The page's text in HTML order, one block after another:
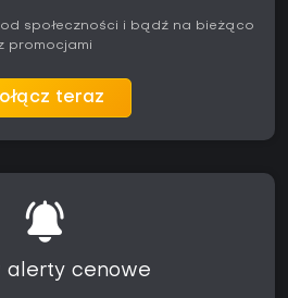
społeczności i bądź na bieżąco
promocjami
teraz
alerty cenowe